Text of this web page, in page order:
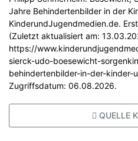
Jahre Behindertenbilder in der
KinderundJugendmedien.de.
(Zuletzt aktualisiert am:
https://
sierck-udo-boesewicht-
behindertenbilder-in-der-kinder-
Zugriffsdatum: 06.08.2026.
QUELLE